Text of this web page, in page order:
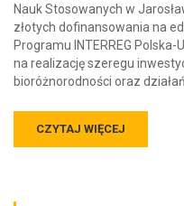
Nauk Stosowanych w
złotych dofinansowania na
Programu INTERREG
na realizację szeregu
bioróżnorodności oraz
CZYTAJ WIĘCEJ